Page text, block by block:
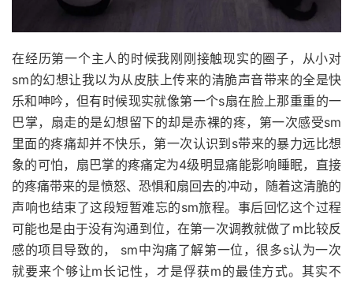
在经历第一个主人的时候我刚刚接触现实的圈子，从小对
sm的幻想让我以为从皮肤上传来的清脆声音带来的全是快
乐和呻吟，但有时候现实就像第一个s扇在脸上那重重的一
巴掌，扇走的是幻想留下的却是赤裸的疼，第一次感受sm
里面的疼痛却并不快乐，第一次认识到s带来的暴力远比想
象的可怕，扇巴掌的疼痛定为4级明显痛能影响睡眠，直接
的疼痛带来的是愤怒、恐惧和扇回去的冲动，随着这清脆的
声响也结束了这段短暂难忘的sm旅程。事后回忆这个过程
可能也是由于没有沟通到位，在第一次调教就做了m比较反
感的项目导致的， sm中沟痛了解第一位，很多s认为一次
就要来个够让m长记性，才是俘获m的最佳方式。其实不